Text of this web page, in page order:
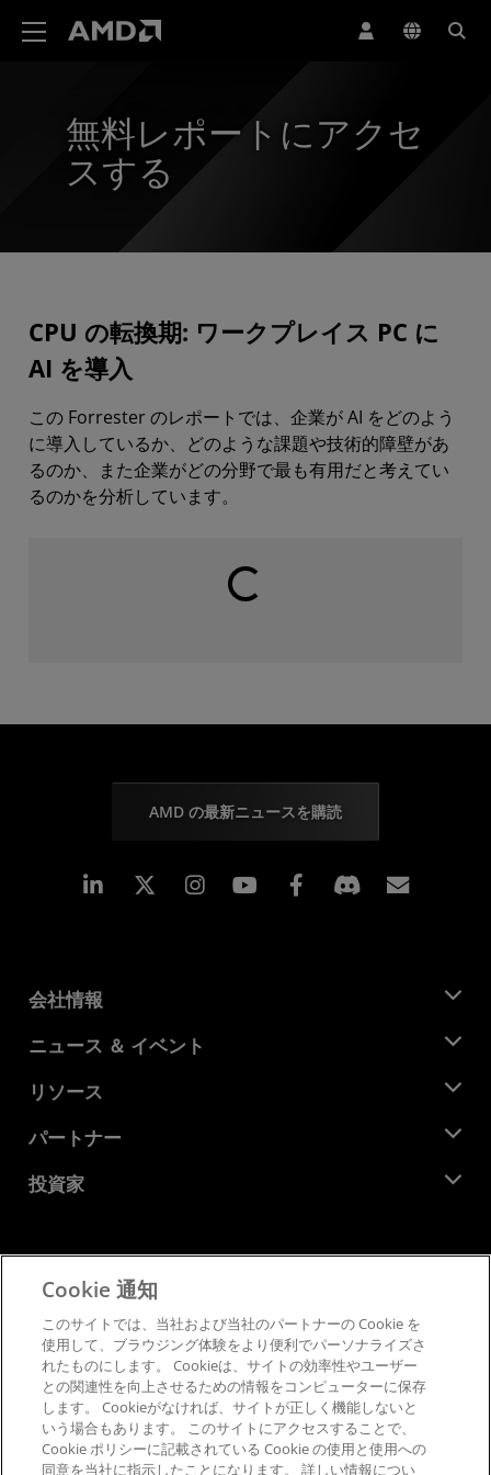
無料レポートにアクセ
スする
CPU の転換期: ワークプレイス PC に
AI を導入
この Forrester のレポートでは、企業が AI をどのよう
に導入しているか、どのような課題や技術的障壁があ
るのか、また企業がどの分野で最も有用だと考えてい
るのかを分析しています。
読み込み中...
AMD の最新ニュースを購読
Linkedin Instagram Facebook
会社情報
AMD について
企業責任
キャリア
お問い合わせ
ニュース ＆ イベント
ニュースルーム
メディア ライブラリ
リソース
デベロッパー セントラル
ケース スタディ
パートナー
AMD パートナー ハブ
投資家
財務情報
取締役会
SEC 提出書類
プライバシー
商標
サプライ チェーンの透明性
公正でオープンな競争
英国税務戦略
Cookie ポリシー
Cookie 通知
このサイトでは、当社および当社のパートナーの Cookie を
使用して、ブラウジング体験をより便利でパーソナライズさ
れたものにします。 Cookieは、サイトの効率性やユーザー
との関連性を向上させるための情報をコンピューターに保存
します。 Cookieがなければ、サイトが正しく機能しないと
いう場合もあります。 このサイトにアクセスすることで、
Cookie ポリシーに記載されている Cookie の使用と使用への
同意を当社に指示したことになります。 詳しい情報につい